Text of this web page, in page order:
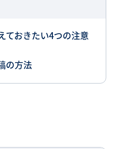
ておきたい4つの注意
の方法